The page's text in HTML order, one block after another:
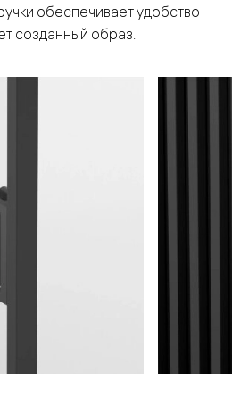
обеспечивает удобство
созданный образ.